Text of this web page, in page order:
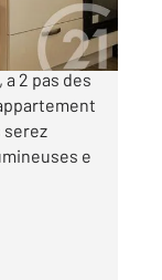
2 pas des
serez
e